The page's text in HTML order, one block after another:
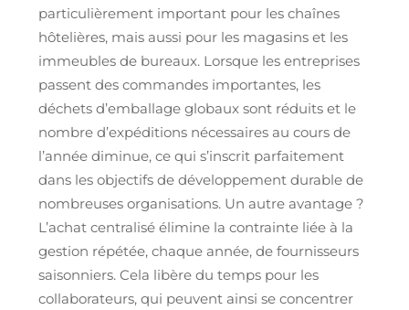
particulièrement important pour les chaînes
hôtelières, mais aussi pour les magasins et les
immeubles de bureaux. Lorsque les entreprises
passent des commandes importantes, les
déchets d’emballage globaux sont réduits et le
nombre d’expéditions nécessaires au cours de
l’année diminue, ce qui s’inscrit parfaitement
dans les objectifs de développement durable de
nombreuses organisations. Un autre avantage ?
L’achat centralisé élimine la contrainte liée à la
gestion répétée, chaque année, de fournisseurs
saisonniers. Cela libère du temps pour les
collaborateurs, qui peuvent ainsi se concentrer